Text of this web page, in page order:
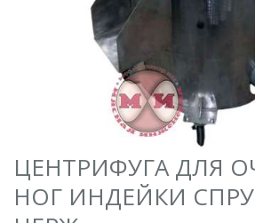
ЦЕНТРИФУГА ДЛЯ
НОГ ИНДЕЙКИ